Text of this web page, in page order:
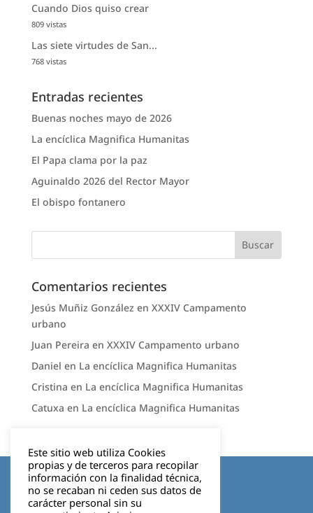
Cuando Dios quiso crear
809 vistas
Las siete virtudes de San...
768 vistas
Entradas recientes
Buenas noches mayo de 2026
La encíclica Magnifica Humanitas
El Papa clama por la paz
Aguinaldo 2026 del Rector Mayor
El obispo fontanero
Comentarios recientes
Jesús Muñiz González en XXXIV Campamento
urbano
Juan Pereira en XXXIV Campamento urbano
Daniel en La encíclica Magnifica Humanitas
Cristina en La encíclica Magnifica Humanitas
Catuxa en La encíclica Magnifica Humanitas
Aviso legal
Política de privacidad
Este sitio web utiliza Cookies
propias y de terceros para recopilar
información con la finalidad técnica,
no se recaban ni ceden sus datos de
carácter personal sin su